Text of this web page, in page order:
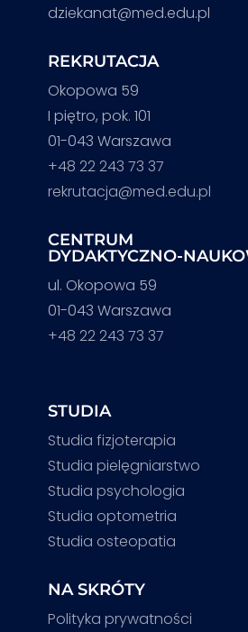
dziekanat@med.edu.pl
REKRUTACJA
Okopowa 59
I piętro, pok. 101
01-043 Warszawa
+48 22 243 73 37
rekrutacja@med.edu.pl
CENTRUM
DYDAKTYCZNO-
ul. Okopowa 59
01-043 Warszawa
+48 22 243 73 37
STUDIA
Studia fizjoterapia
Studia pielęgniarstwo
Studia psychologia
Studia optometria
Studia osteopatia
NA SKRÓTY
Polityka prywatności